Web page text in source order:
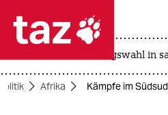
 taz zahl
taz zahl ich
landtagswahl in
Afrika Kämpfe im